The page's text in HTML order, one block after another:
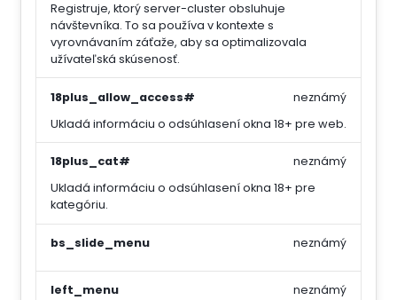
Registruje, ktorý server-cluster obsluhuje
návštevníka. To sa používa v kontexte s
vyrovnávaním záťaže, aby sa optimalizovala
užívateľská skúsenosť.
18plus_allow_access#
Ukladá informáciu o odsúhlasení okna 18+ pre web.
neznámý
18plus_cat#
Ukladá informáciu o odsúhlasení okna 18+ pre
kategóriu.
neznámý
bs_slide_menu neznámý
left_menu
neznámý